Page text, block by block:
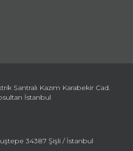
Santralı Kazım Karabekir Cad.
İstanbul
34387 Şişli / İstanbul